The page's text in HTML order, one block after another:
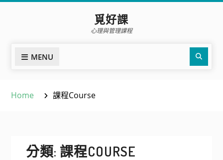
覓好課
心理與管理課程
MENU
Home 課程Course
分類: 課程COURSE